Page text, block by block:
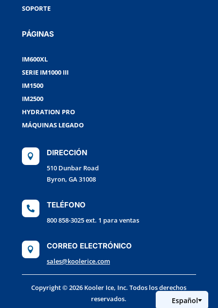
SOPORTE
PÁGINAS
IM600XL
SERIE IM1000 III
IM1500
IM2500
HYDRATION PRO
MÁQUINAS LEGADO
 DIRECCIÓN
510 Dunbar Road
Byron, GA 31008
 TELÉFONO
800 858-3025 ext. 1 para ventas
 CORREO ELECTRÓNICO
sales@koolerice.com
Copyright © 2026 Kooler Ice, Inc. Todos los derechos
reservados.